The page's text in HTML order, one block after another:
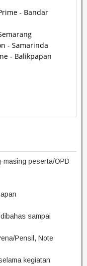
- Bandar
- Samarinda
- Balikpapan
masing peserta/OPD
sampai
Pensil, Note
kegiatan